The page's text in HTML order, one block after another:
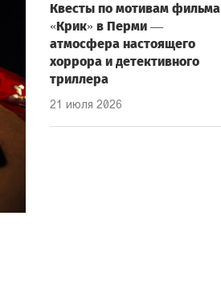
Квесты по мотивам фильма
«Крик» в Перми —
атмосфера настоящего
хоррора и детективного
триллера
21 июля 2026